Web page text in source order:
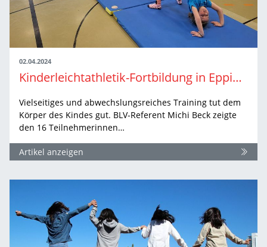
02.04.2024
Kinderleichtathletik-Fortbildung in Eppingen
Vielseitiges und abwechslungsreiches Training tut dem
Körper des Kindes gut. BLV-Referent Michi Beck zeigte
den 16 Teilnehmerinnen…
Artikel anzeigen